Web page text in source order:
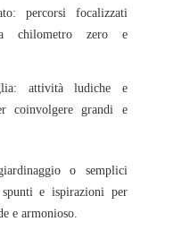
percorsi focalizzati
chilometro zero e
attività ludiche e
coinvolgere grandi e
o semplici
e ispirazioni per
e armonioso.